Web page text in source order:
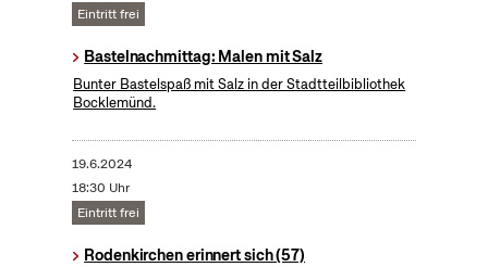
Eintritt frei
Bastelnachmittag: Malen mit Salz
Bunter Bastelspaß mit Salz in der Stadtteilbibliothek
Bocklemünd.
19.6.2024
18:30 Uhr
Eintritt frei
Rodenkirchen erinnert sich (57)